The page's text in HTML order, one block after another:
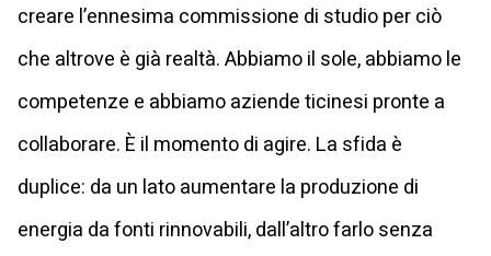
creare l’ennesima commissione di studio per ciò
che altrove è già realtà. Abbiamo il sole, abbiamo le
competenze e abbiamo aziende ticinesi pronte a
collaborare. È il momento di agire. La sfida è
duplice: da un lato aumentare la produzione di
energia da fonti rinnovabili, dall’altro farlo senza